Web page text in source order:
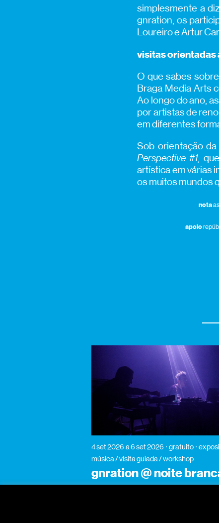
simplesmente a
gnration, os
Loureiro e Artur
visitas orientadas
O que sabes
Braga Media Arts
Ao longo do ano,
por artistas de
em diferentes
Sob orientação
Perspective #1,
artística em várias
os muitos mundos
nota
apoio
4 set 2026a 6 set 2026 gratuito
música / visita guiada / workshop
gnration @ noite